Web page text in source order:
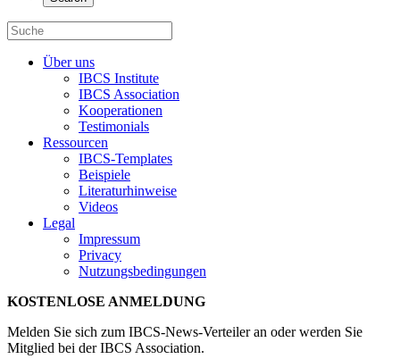
Über uns
IBCS Institute
IBCS Association
Kooperationen
Testimonials
Ressourcen
IBCS-Templates
Beispiele
Literaturhinweise
Videos
Legal
Impressum
Privacy
Nutzungsbedingungen
KOSTENLOSE ANMELDUNG
Melden Sie sich zum IBCS-News-Verteiler an oder werden Sie
Mitglied bei der IBCS Association.